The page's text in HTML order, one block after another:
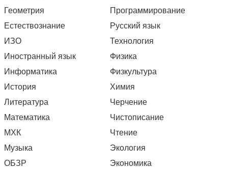
Геометрия
Естествознание
ИЗО
Иностранный язык
Информатика
История
Литература
Математика
МХК
Музыка
ОБЗР
Программирование
Русский язык
Технология
Физика
Физкультура
Химия
Черчение
Чистописание
Чтение
Экология
Экономика